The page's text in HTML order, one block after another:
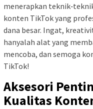
menerapkan
konten TikTok yang
dana besar. Ingat,
hanyalah alat yang
mencoba, dan semoga
TikTok!
Aksesori
Kualitas